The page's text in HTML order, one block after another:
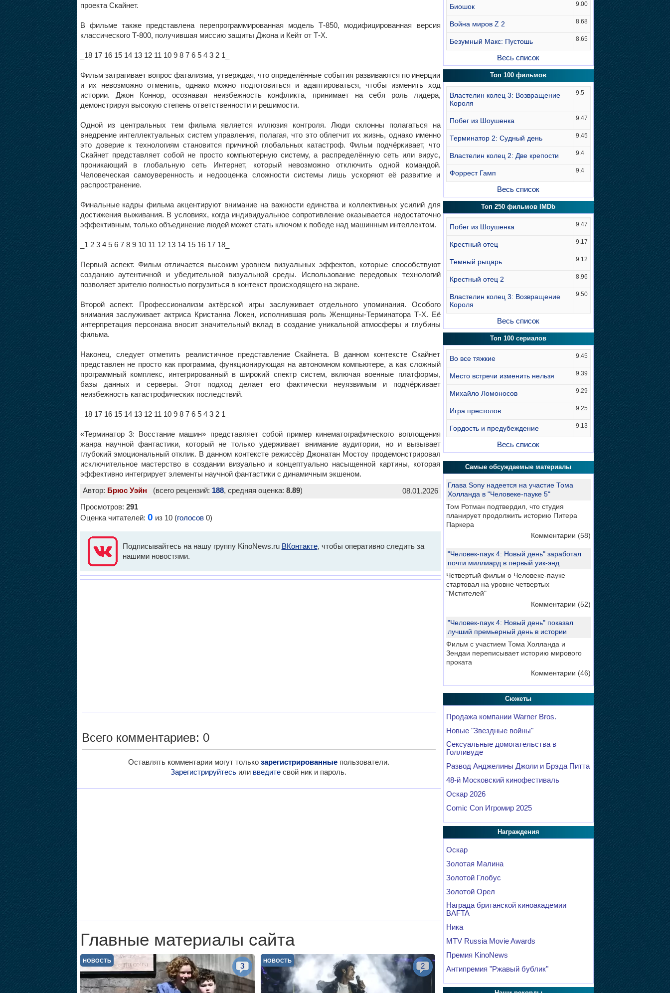
проекта Скайнет.
В фильме также представлена перепрограммированная модель Т-850, модифицированная версия
классического Т-800, получившая миссию защиты Джона и Кейт от Т-Х.
_18 17 16 15 14 13 12 11 10 9 8 7 6 5 4 3 2 1_
Фильм затрагивает вопрос фатализма, утверждая, что определённые события развиваются по инерции
и их невозможно отменить, однако можно подготовиться и адаптироваться, чтобы изменить ход
истории. Джон Коннор, осознавая неизбежность конфликта, принимает на себя роль лидера,
демонстрируя высокую степень ответственности и решимости.
Одной из центральных тем фильма является иллюзия контроля. Люди склонны полагаться на
внедрение интеллектуальных систем управления, полагая, что это облегчит их жизнь, однако именно
это доверие к технологиям становится причиной глобальных катастроф. Фильм подчёркивает, что
Скайнет представляет собой не просто компьютерную систему, а распределённую сеть или вирус,
проникающий в глобальную сеть Интернет, который невозможно отключить одной командой.
Человеческая самоуверенность и недооценка сложности системы лишь ускоряют её развитие и
распространение.
Финальные кадры фильма акцентируют внимание на важности единства и коллективных усилий для
достижения выживания. В условиях, когда индивидуальное сопротивление оказывается недостаточно
эффективным, только объединение людей может стать ключом к победе над машинным интеллектом.
_1 2 3 4 5 6 7 8 9 10 11 12 13 14 15 16 17 18_
Первый аспект. Фильм отличается высоким уровнем визуальных эффектов, которые способствуют
созданию аутентичной и убедительной визуальной среды. Использование передовых технологий
позволяет зрителю полностью погрузиться в контекст происходящего на экране.
Второй аспект. Профессионализм актёрской игры заслуживает отдельного упоминания. Особого
внимания заслуживает актриса Кристанна Локен, исполнившая роль Женщины-Терминатора Т-Х. Её
интерпретация персонажа вносит значительный вклад в создание уникальной атмосферы и глубины
фильма.
Наконец, следует отметить реалистичное представление Скайнета. В данном контексте Скайнет
представлен не просто как программа, функционирующая на автономном компьютере, а как сложный
программный комплекс, интегрированный в широкий спектр систем, включая военные платформы,
базы данных и серверы. Этот подход делает его фактически неуязвимым и подчёркивает
неизбежность катастрофических последствий.
_18 17 16 15 14 13 12 11 10 9 8 7 6 5 4 3 2 1_
«Терминатор 3: Восстание машин» представляет собой пример кинематографического воплощения
жанра научной фантастики, который не только удерживает внимание аудитории, но и вызывает
глубокий эмоциональный отклик. В данном контексте режиссёр Джонатан Мостоу продемонстрировал
исключительное мастерство в создании визуально и концептуально насыщенной картины, которая
эффективно интегрирует элементы научной фантастики с динамичным экшеном.
Автор: Брюс Уэйн (всего рецензий: 188, средняя оценка: 8.89)
08.01.2026
Просмотров: 291
Оценка читателей: 0 из 10 (голосов0)
Подписывайтесь на нашу группу KinoNews.ru ВКонтакте, чтобы оперативно следить за
нашими новостями.
Всего комментариев: 0
Оставлять комментарии могут только зарегистрированныепользователи.
Зарегистрируйтесь или введите свой ник и пароль.
Главные материалы сайта
НОВОСТЬ
3
НОВОСТЬ
2
Биошок 9.00
Война миров Z 2 8.68
Безумный Макс: Пустошь 8.65
Весь список
Топ 100 фильмов
Властелин колец 3: Возвращение
Короля
9.5
Побег из Шоушенка 9.47
Терминатор 2: Судный день 9.45
Властелин колец 2: Две крепости 9.4
Форрест Гамп 9.4
Весь список
Топ 250 фильмов IMDb
Побег из Шоушенка 9.47
Крестный отец 9.17
Темный рыцарь 9.12
Крестный отец 2 8.96
Властелин колец 3: Возвращение
Короля
9.50
Весь список
Топ 100 сериалов
Во все тяжкие 9.45
Место встречи изменить нельзя 9.39
Михайло Ломоносов 9.29
Игра престолов 9.25
Гордость и предубеждение 9.13
Весь список
Самые обсуждаемые материалы
Глава Sony надеется на участие Тома
Холланда в "Человеке-пауке 5"
Том Ротман подтвердил, что студия
планирует продолжить историю Питера
Паркера
Комментарии (58)
"Человек-паук 4: Новый день" заработал
почти миллиард в первый уик-энд
Четвертый фильм о Человеке-пауке
стартовал на уровне четвертых
"Мстителей"
Комментарии (52)
"Человек-паук 4: Новый день" показал
лучший премьерный день в истории
Фильм с участием Тома Холланда и
Зендаи переписывает историю мирового
проката
Комментарии (46)
Сюжеты
Продажа компании Warner Bros.
Новые "Звездные войны"
Сексуальные домогательства в
Голливуде
Развод Анджелины Джоли и Брэда Питта
48-й Московский кинофестиваль
Оскар 2026
Comic Con Игромир 2025
Награждения
Оскар
Золотая Малина
Золотой Глобус
Золотой Орел
Награда британской киноакадемии
BAFTA
Ника
MTV Russia Movie Awards
Премия KinoNews
Антипремия "Ржавый бублик"